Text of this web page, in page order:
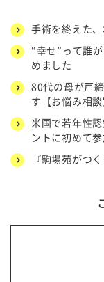
手術を終えた
“幸せ”って誰
めました
80代の母が戸
す【お悩み相談
米国で若年性
ントに初めて
『駒場苑がつ